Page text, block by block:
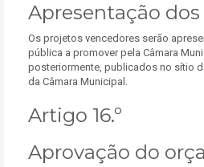
Apresentação
Os projetos vencedores serão
pública a promover pela Câmara
posteriormente, publicados no sítio
da Câmara Municipal.
Artigo 16.º
Aprovação do